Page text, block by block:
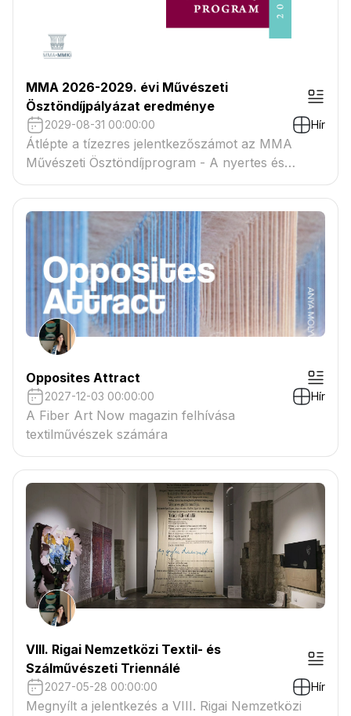
MMA 2026-2029. évi Művészeti
Ösztöndíjpályázat eredménye
2029-08-31 00:00:00 Hír
Átlépte a tízezres jelentkezőszámot az MMA
Művészeti Ösztöndíjprogram - A nyertes és
tartaléklistás pályázók névsora megtekinthető a
csatolmányban
Opposites Attract
2027-12-03 00:00:00 Hír
A Fiber Art Now magazin felhívása
textilművészek számára
VIII. Rigai Nemzetközi Textil- és
Szálművészeti Triennálé
2027-05-28 00:00:00 Hír
Megnyílt a jelentkezés a VIII. Rigai Nemzetközi